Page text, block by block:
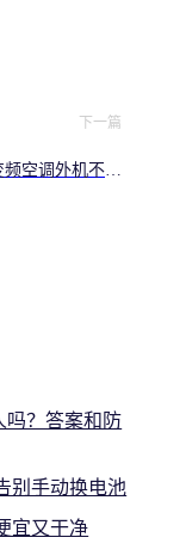
下一篇
空调外机不启
吗？答案和防
别手动换电池
宜又干净